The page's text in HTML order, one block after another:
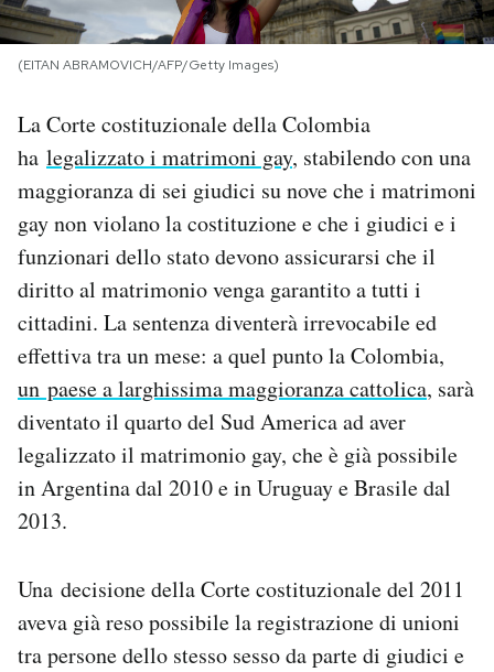
I MIEI PREFERITI
SHOP
CALENDARIO
AREA PERSONALE
Area Personale
Notifiche mobile
Regala il Post
Hai bisogno di aiuto?
Esci
(EITAN ABRAMOVICH/AFP/Getty Images)
La Corte costituzionale della Colombia
ha legalizzato i matrimoni gay, stabilendo con una
maggioranza di sei giudici su nove che i matrimoni
gay non violano la costituzione e che i giudici e i
funzionari dello stato devono assicurarsi che il
diritto al matrimonio venga garantito a tutti i
cittadini. La sentenza diventerà irrevocabile ed
effettiva tra un mese: a quel punto la Colombia,
un paese a larghissima maggioranza cattolica, sarà
diventato il quarto del Sud America ad aver
legalizzato il matrimonio gay, che è già possibile
in Argentina dal 2010 e in Uruguay e Brasile dal
2013.
Una decisione della Corte costituzionale del 2011
aveva già reso possibile la registrazione di unioni
tra persone dello stesso sesso da parte di giudici e